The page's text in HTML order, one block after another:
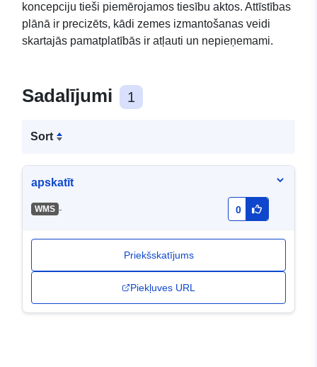
koncepciju tieši piemērojamos tiesību aktos. Attīstības
plānā ir precizēts, kādi zemes izmantošanas veidi
skartajās pamatplatībās ir atļauti un nepieņemami.
Sadalījumi 1
Sort
apskatīt
WMS - 0
Priekšskatījums
Piekļuves URL